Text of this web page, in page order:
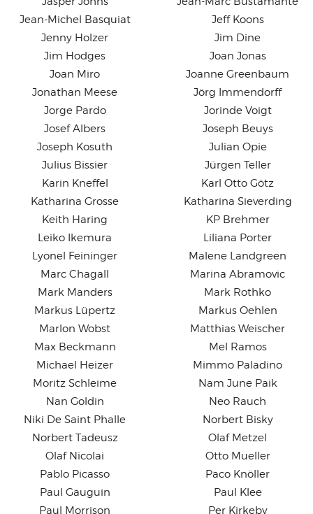
Jean-Michel Basquiat
Jeff Koons
Jenny Holzer
Jim Dine
Jim Hodges
Joan Jonas
Joan Miro
Joanne Greenbaum
Jonathan Meese
Jörg Immendorff
Jorge Pardo
Jorinde Voigt
Josef Albers
Joseph Beuys
Joseph Kosuth
Julian Opie
Julius Bissier
Jürgen Teller
Karin Kneffel
Karl Otto Götz
Katharina Grosse
Katharina Sieverding
Keith Haring
KP Brehmer
Leiko Ikemura
Liliana Porter
Lyonel Feininger
Malene Landgreen
Marc Chagall
Marina Abramovic
Mark Manders
Mark Rothko
Markus Lüpertz
Markus Oehlen
Marlon Wobst
Matthias Weischer
Max Beckmann
Mel Ramos
Michael Heizer
Mimmo Paladino
Moritz Schleime
Nam June Paik
Nan Goldin
Neo Rauch
Niki De Saint Phalle
Norbert Bisky
Norbert Tadeusz
Olaf Metzel
Olaf Nicolai
Otto Mueller
Pablo Picasso
Paco Knöller
Paul Gauguin
Paul Klee
Paul Morrison
Per Kirkeby